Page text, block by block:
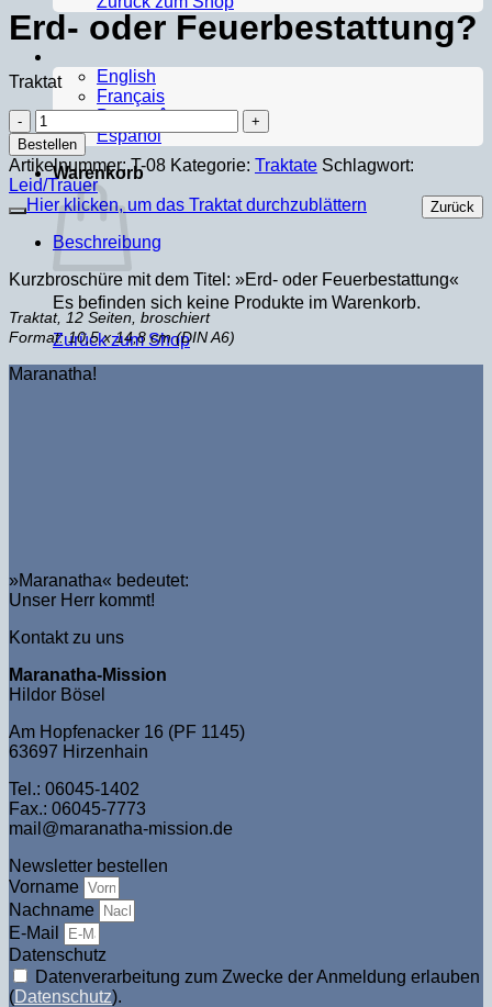
English
Français
Português
Español
Warenkorb
Es befinden sich keine Produkte im Warenkorb.
Zurück zum Shop
Erd- oder Feuerbestattung?
Traktat
Erd-
oder
Feuerbestattung?
Menge
Bestellen
Artikelnummer:T-08 Kategorie: Traktate Schlagwort:
Leid/Trauer
Zurück
Hier klicken, um das Traktat durchzublättern
Beschreibung
Kurzbroschüre mit dem Titel: »Erd- oder Feuerbestattung«
Traktat, 12 Seiten, broschiert
Format: 10,5 x 14,8 cm (DIN A6)
Maranatha!
»Maranatha« bedeutet:
Unser Herr kommt!
Kontakt zu uns
Maranatha-Mission
Hildor Bösel
Am Hopfenacker 16 (PF 1145)
63697 Hirzenhain
Tel.: 06045-1402
Fax.: 06045-7773
mail@maranatha-mission.de
Newsletter bestellen
Vorname
Nachname
E-Mail
Datenschutz
Datenverarbeitung zum Zwecke der Anmeldung erlauben
(Datenschutz).